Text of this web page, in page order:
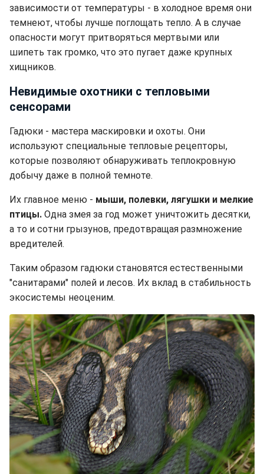
зависимости от температуры - в холодное время они
темнеют, чтобы лучше поглощать тепло. А в случае
опасности могут притворяться мертвыми или
шипеть так громко, что это пугает даже крупных
хищников.
Невидимые охотники с тепловыми
сенсорами
Гадюки - мастера маскировки и охоты. Они
используют специальные тепловые рецепторы,
которые позволяют обнаруживать теплокровную
добычу даже в полной темноте.
Их главное меню - мыши, полевки, лягушки и мелкие
птицы. Одна змея за год может уничтожить десятки,
а то и сотни грызунов, предотвращая размножение
вредителей.
Таким образом гадюки становятся естественными
"санитарами" полей и лесов. Их вклад в стабильность
экосистемы неоценим.